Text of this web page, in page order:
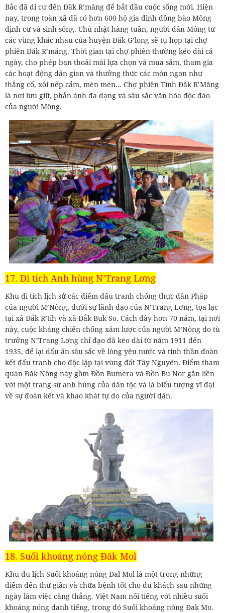
Bắc đã di cư đến Đăk R’măng để bắt đầu cuộc sống mới. Hiện
nay, trong toàn xã đã có hơn 600 hộ gia đình đồng bào Mông
định cư và sinh sống. Chủ nhật hàng tuần, người dân Mông từ
các vùng khác nhau của huyện Đăk G’long sẽ tụ họp tại chợ
phiên Đăk R’măng. Thời gian tại chợ phiên thường kéo dài cả
ngày, cho phép bạn thoải mái lựa chọn và mua sắm, tham gia
các hoạt động dân gian và thưởng thức các món ngon như
thắng cố, xôi nếp cẩm, mèn mén... Chợ phiên Tình Đăk R’Măng
là nơi lưu giữ, phản ánh đa dạng và sâu sắc văn hóa độc đáo
của người Mông.
17. Di tích Anh hùng N’Trang Lơng
Khu di tích lịch sử các điểm đấu tranh chống thực dân Pháp
của người M’Nông, dưới sự lãnh đạo của N’Trang Lơng, tọa lạc
tại xã Đắk R’tih và xã Đắk Buk So. Cách đây hơn 70 năm, tại nơi
này, cuộc kháng chiến chống xâm lược của người M’Nông do tù
trưởng N’Trang Lơng chỉ đạo đã kéo dài từ năm 1911 đến
1935, để lại dấu ấn sâu sắc về lòng yêu nước và tinh thần đoàn
kết đấu tranh cho độc lập tại vùng đất Tây Nguyên. Điểm tham
quan Đăk Nông này gồm Đồn Buméra và Đồn Bu Nor gắn liền
với một trang sử anh hùng của dân tộc và là biểu tượng vĩ đại
về sự đoàn kết và khao khát tự do của người dân.
18. Suối khoáng nóng Đăk Mol
Khu du lịch Suối khoáng nóng Đal Mol là một trong những
điểm đến thư giãn và chữa bệnh tốt cho du khách sau những
ngày làm việc căng thẳng. Việt Nam nổi tiếng với nhiều suối
khoáng nóng danh tiếng, trong đó Suối khoáng nóng Đak Mo.